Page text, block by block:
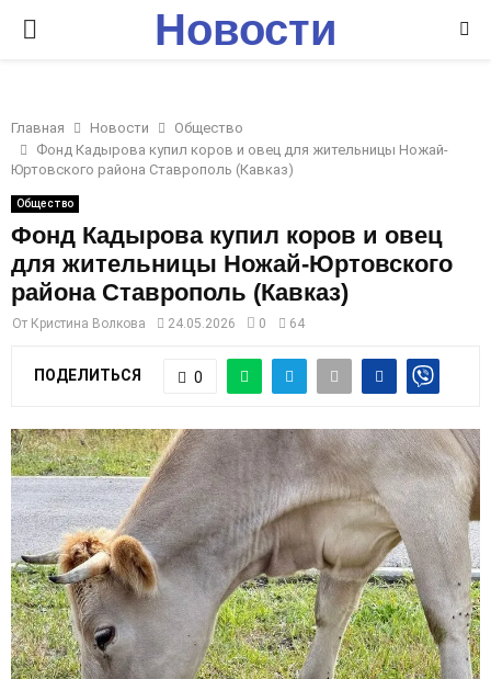
P
I
M
A
R
Y
M
E
N
U
Новости
Главная Новости
Общество
Фонд Кадырова купил коров и овец для жительницы Ножай-
Юртовского района Ставрополь (Кавказ)
Общество
Фонд Кадырова купил коров и овец
для жительницы Ножай-Юртовского
района Ставрополь (Кавказ)
От Кристина Волкова 24.05.2026 0 64
ПОДЕЛИТЬСЯ 0